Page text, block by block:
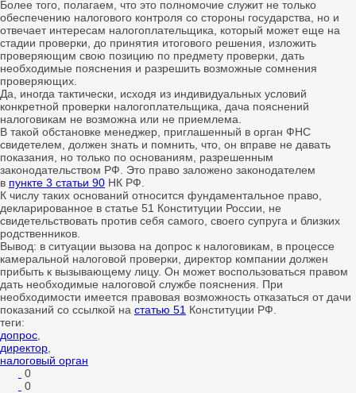
Более того, полагаем, что это полномочие служит не только
обеспечению налогового контроля со стороны государства, но и
отвечает интересам налогоплательщика, который может еще на
стадии проверки, до принятия итогового решения, изложить
проверяющим свою позицию по предмету проверки, дать
необходимые пояснения и разрешить возможные сомнения
проверяющих.
Да, иногда тактически, исходя из индивидуальных условий
конкретной проверки налогоплательщика, дача пояснений
налоговикам не возможна или не приемлема.
В такой обстановке менеджер, приглашенный в орган ФНС
свидетелем, должен знать и помнить, что, он вправе не давать
показания, но только по основаниям, разрешенным
законодательством РФ. Это право заложено законодателем
в пункте 3 статьи 90 НК РФ.
К числу таких оснований относится фундаментальное право,
декларированное в статье 51 Конституции России, не
свидетельствовать против себя самого, своего супруга и близких
родственников.
Вывод: в ситуации вызова на допрос к налоговикам, в процессе
камеральной налоговой проверки, директор компании должен
прибыть к вызывающему лицу. Он может воспользоваться правом
дать необходимые налоговой службе пояснения. При
необходимости имеется правовая возможность отказаться от дачи
показаний со ссылкой на статью 51 Конституции РФ.
теги:
допрос
директор
налоговый орган
0
0